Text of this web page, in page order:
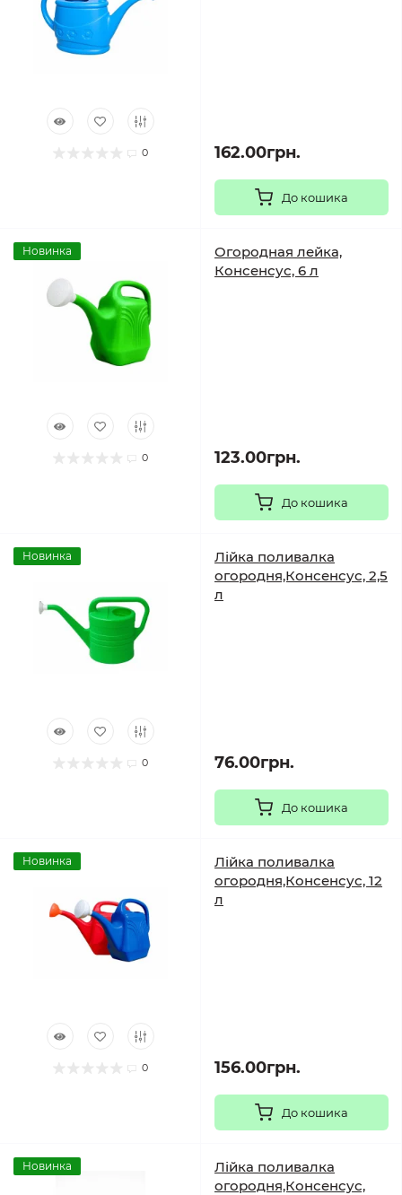
0 162.00грн.
До кошика
Новинка
0
Огородная лейка,
Консенсус, 6 л
123.00грн.
До кошика
Новинка
0
Лійка поливалка
огородня,Консенсус, 2,5
л
76.00грн.
До кошика
Новинка
0
Лійка поливалка
огородня,Консенсус, 12
л
156.00грн.
До кошика
Новинка
Лійка поливалка
огородня,Консенсус,